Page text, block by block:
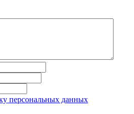
персональных данных